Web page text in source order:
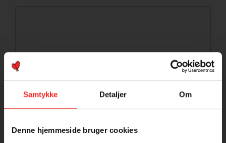
Samtykke Detaljer Om
Denne hjemmeside bruger cookies